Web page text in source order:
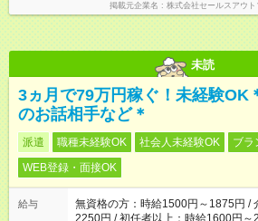
掲載元企業名 株式会社セールスアウト
未読
3ヵ月で79万円稼ぐ！未経験OK
のお話相手など＊
派遣 職種未経験OK 社会人未経験OK
ブラ
WEB登録・面接OK
給与
無資格の方：時給1500円～1875円 /
2250円 / 初任者以上：時給1600円～